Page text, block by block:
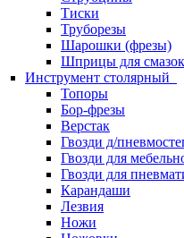
Тиски
Труборезы
Шарошки (фрезы)
Шприцы для смазок
Инструмент столярный
Топоры
Бор-фрезы
Верстак
Гвозди д/
Гвозди для
Гвозди для
Карандаши
Лезвия
Ножи